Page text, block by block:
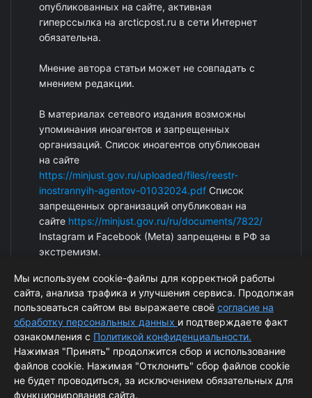
опубликованных на сайте, активная
гиперссылка на arcticpost.ru в сети Интернет
обязательна.
Мнение автора статьи может не совпадать с
мнением редакции.
В материалах сетевого издания возможны
упоминания иноагентов и запрещенных
организаций. Список иноагентов опубликован
на сайте
https://minjust.gov.ru/uploaded/files/reestr-
inostrannyih-agentov-01032024.pdf Список
запрещенных организаций опубликован на
сайте https://minjust.gov.ru/ru/documents/7822/
Instagram и Facebook (Metа) запрещены в РФ за
экстремизм.
© ArcticPost. Информация сайта защищена законом об
Мы используем cookie-файлы для корректной работы
сайта, анализа трафика и улучшения сервиса. Продолжая
пользоваться сайтом вы выражаете своё согласие на
обработку персональных данных и подтверждаете факт
ознакомления с Политикой конфиденциальности.
Нажимая "Принять" продолжится сбор и использование
файлов cookie. Нажимая "Отклонить" сбор файлов cookie
не будет проводиться, за исключением обязательных для
функционирования сайта.